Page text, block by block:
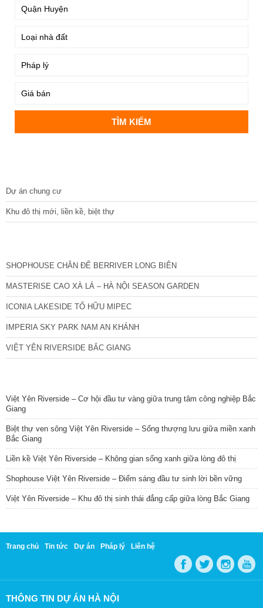
Dự án chung cư
Khu đô thị mới, liền kề, biệt thự
SHOPHOUSE CHÂN ĐẾ BERRIVER LONG BIÊN
MASTERISE CAO XÀ LÁ – HÀ NỘI SEASON GARDEN
ICONIA LAKESIDE TỐ HỮU MIPEC
IMPERIA SKY PARK NAM AN KHÁNH
VIỆT YÊN RIVERSIDE BẮC GIANG
Việt Yên Riverside – Cơ hội đầu tư vàng giữa trung tâm công nghiệp Bắc
Giang
Biệt thự ven sông Việt Yên Riverside – Sống thượng lưu giữa miền xanh
Bắc Giang
Liền kề Việt Yên Riverside – Không gian sống xanh giữa lòng đô thị
Shophouse Việt Yên Riverside – Điểm sáng đầu tư sinh lời bền vững
Việt Yên Riverside – Khu đô thị sinh thái đẳng cấp giữa lòng Bắc Giang
Trang chủ Tin tức Dự án Pháp lý Liên hệ
THÔNG TIN DỰ ÁN HÀ NỘI